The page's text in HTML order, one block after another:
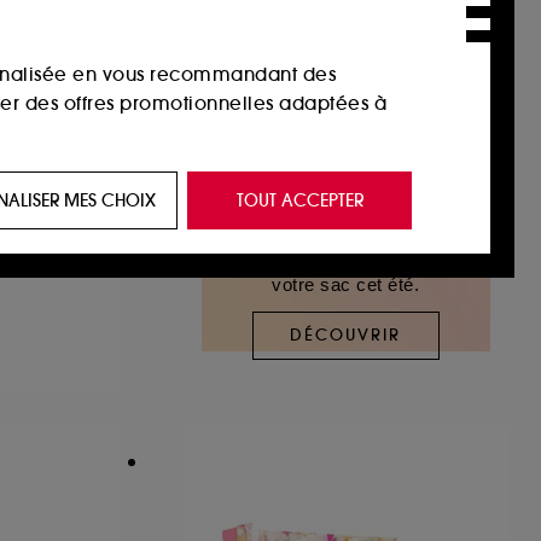
Les essentiels à glisser dans
votre sac cet été.
DÉCOUVRIR
en vous recommandant des
des offres promotionnelles adaptées à
vous plaire via des publicités, y compris
navigation sur notre site afin d’en
du site, tel que les cookies
d’accéder à votre compte lors
TOUT ACCEPTER
MES CHOIX